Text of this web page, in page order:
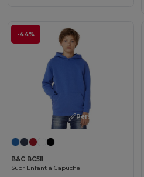
-44%
Personalize-o!
B&C BC511
Suor Enfant à Capuche